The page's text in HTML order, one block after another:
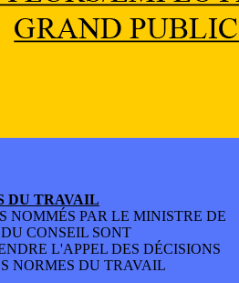
DU TRAVAIL
NOMMÉS PAR LE MINISTRE DE
CONSEIL SONT
L'APPEL DES DÉCISIONS
NORMES DU TRAVAIL